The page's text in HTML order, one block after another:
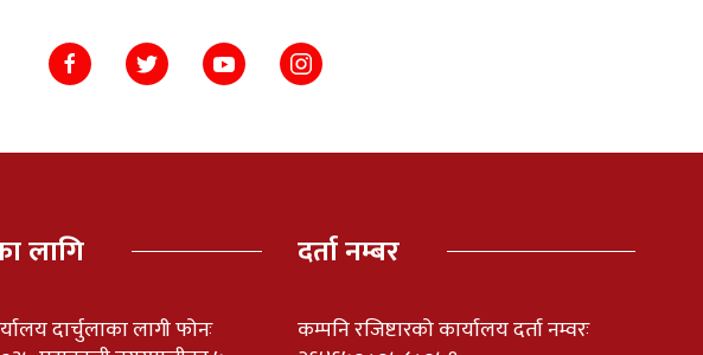
लागि
दार्चुलाका लागी फोनः
दर्ता नम्बर
कम्पनि रजिष्टारको कार्यालय दर्ता नम्वरः